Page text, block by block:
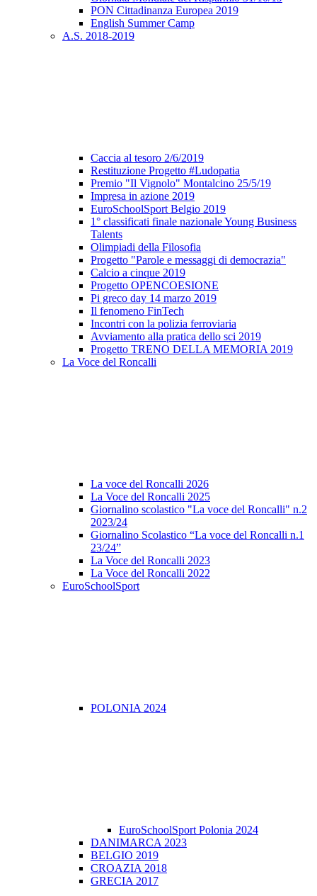
PON Cittadinanza Europea 2019
English Summer Camp
A.S. 2018-2019
Caccia al tesoro 2/6/2019
Restituzione Progetto #Ludopatia
Premio "Il Vignolo" Montalcino 25/5/19
Impresa in azione 2019
EuroSchoolSport Belgio 2019
1° classificati finale nazionale Young Business
Talents
Olimpiadi della Filosofia
Progetto "Parole e messaggi di democrazia"
Calcio a cinque 2019
Progetto OPENCOESIONE
Pi greco day 14 marzo 2019
Il fenomeno FinTech
Incontri con la polizia ferroviaria
Avviamento alla pratica dello sci 2019
Progetto TRENO DELLA MEMORIA 2019
La Voce del Roncalli
La voce del Roncalli 2026
La Voce del Roncalli 2025
Giornalino scolastico "La voce del Roncalli" n.2
2023/24
Giornalino Scolastico “La voce del Roncalli n.1
23/24”
La Voce del Roncalli 2023
La Voce del Roncalli 2022
EuroSchoolSport
POLONIA 2024
EuroSchoolSport Polonia 2024
DANIMARCA 2023
BELGIO 2019
CROAZIA 2018
GRECIA 2017